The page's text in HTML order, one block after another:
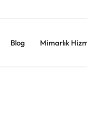
Blog Mimarlık